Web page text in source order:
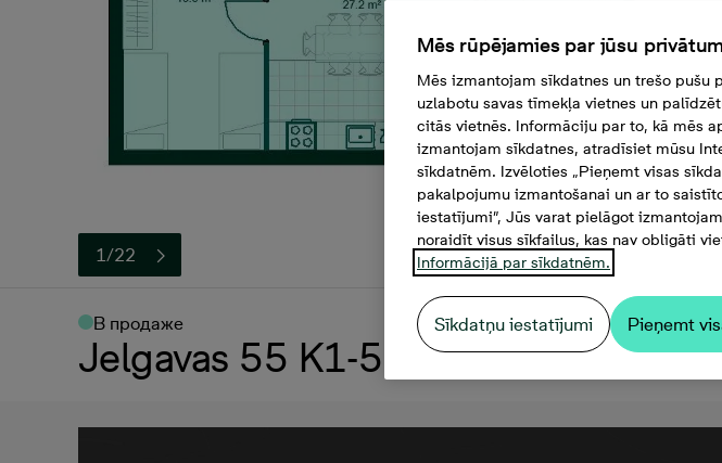
1/22
В продаже
Jelgavas 55 K1-55, 168 000 €, 3
Mēs rūpējamies par jūsu
Mēs izmantojam sīkdatnes un trešo
uzlabotu savas tīmekļa vietnes un
citās vietnēs. Informāciju par to, kā mēs
izmantojam sīkdatnes, atradīsiet mūsu
sīkdatnēm. Izvēloties „Pieņemt visas
pakalpojumu izmantošanai un ar to
iestatījumi”, Jūs varat pielāgot
noraidīt visus sīkfailus, kas nav obligāti
Informācijā par sīkdatnēm.
Sīkdatņu iestatījumi Pieņemt